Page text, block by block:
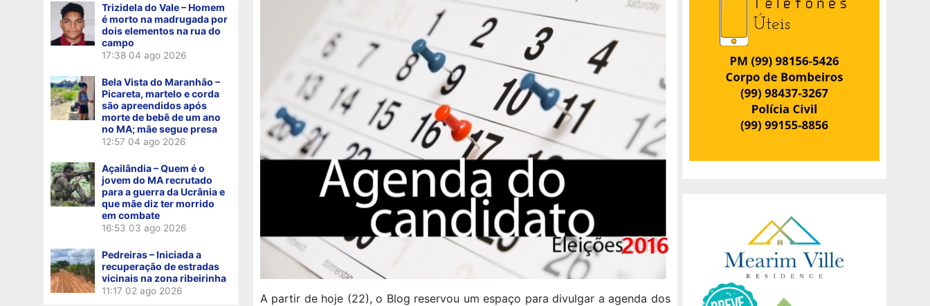
Trizidela do Vale – Homem
é morto na madrugada por
dois elementos na rua do
campo
17:38 04 ago 2026
Bela Vista do Maranhão –
Picareta, martelo e corda
são apreendidos após
morte de bebê de um ano
no MA; mãe segue presa
12:57 04 ago 2026
Açailândia – Quem é o
jovem do MA recrutado
para a guerra da Ucrânia e
que mãe diz ter morrido
em combate
16:53 03 ago 2026
Pedreiras – Iniciada a
recuperação de estradas
vicinais na zona ribeirinha
11:17 02 ago 2026
A partir de hoje (22), o Blog reservou um espaço para divulgar a agenda dos